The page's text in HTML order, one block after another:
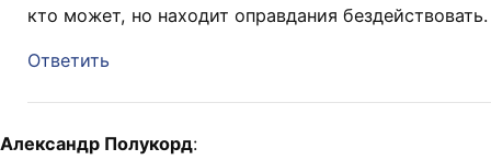
кто может, но находит оправдания бездействовать.
Ответить
Александр Полукорд: